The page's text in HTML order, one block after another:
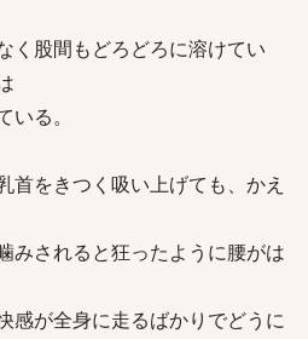
く股間もどろどろに溶けてい
る。
首をきつく吸い上げても、かえ
みされると狂ったように腰がは
感が全身に走るばかりでどうに